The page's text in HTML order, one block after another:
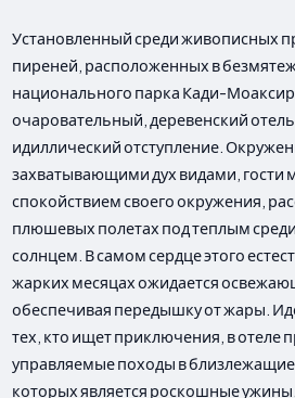
Установленный среди живописных
пиреней, расположенных в
национального парка Кади-
очаровательный, деревенский
идиллический отступление.
захватывающими дух видами, гости
спокойствием своего окружения,
плюшевых полетах под теплым
солнцем. В самом сердце этого
жарких месяцах ожидается
обеспечивая передышку от жары.
тех, кто ищет приключения, в отеле
управляемые походы в
которых является роскошные